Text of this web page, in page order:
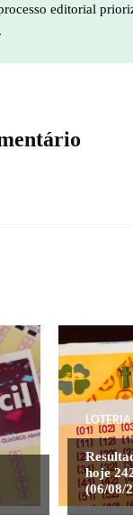
editorial
LOTERIA
hoje
(06/08/